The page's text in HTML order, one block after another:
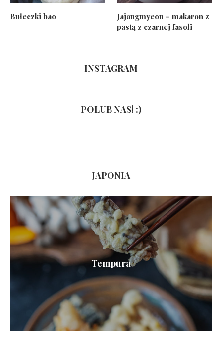
Bułeczki bao
Jajangmyeon – makaron z
pastą z czarnej fasoli
INSTAGRAM
POLUB NAS! :)
JAPONIA
Tempura